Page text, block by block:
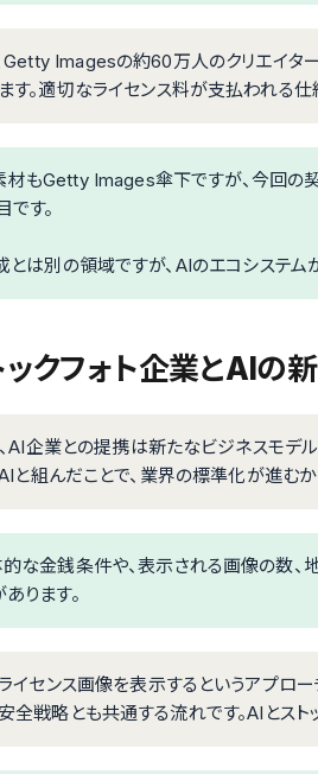
Getty Imagesの約60万人のクリエイタ
す。適切なライセンス料が支払われる仕
もGetty Images傘下ですが、今回の
す。
は別の領域ですが、AIのエコシステム
ックフォト企業とAIの
、AI企業との提携は新たなビジネスモ
組んだことで、業界の標準化が進むか
な金銭条件や、表示される画像の数、
ります。
イセンス画像を表示するというアプロー
戦略とも共通する流れです。AIとスト